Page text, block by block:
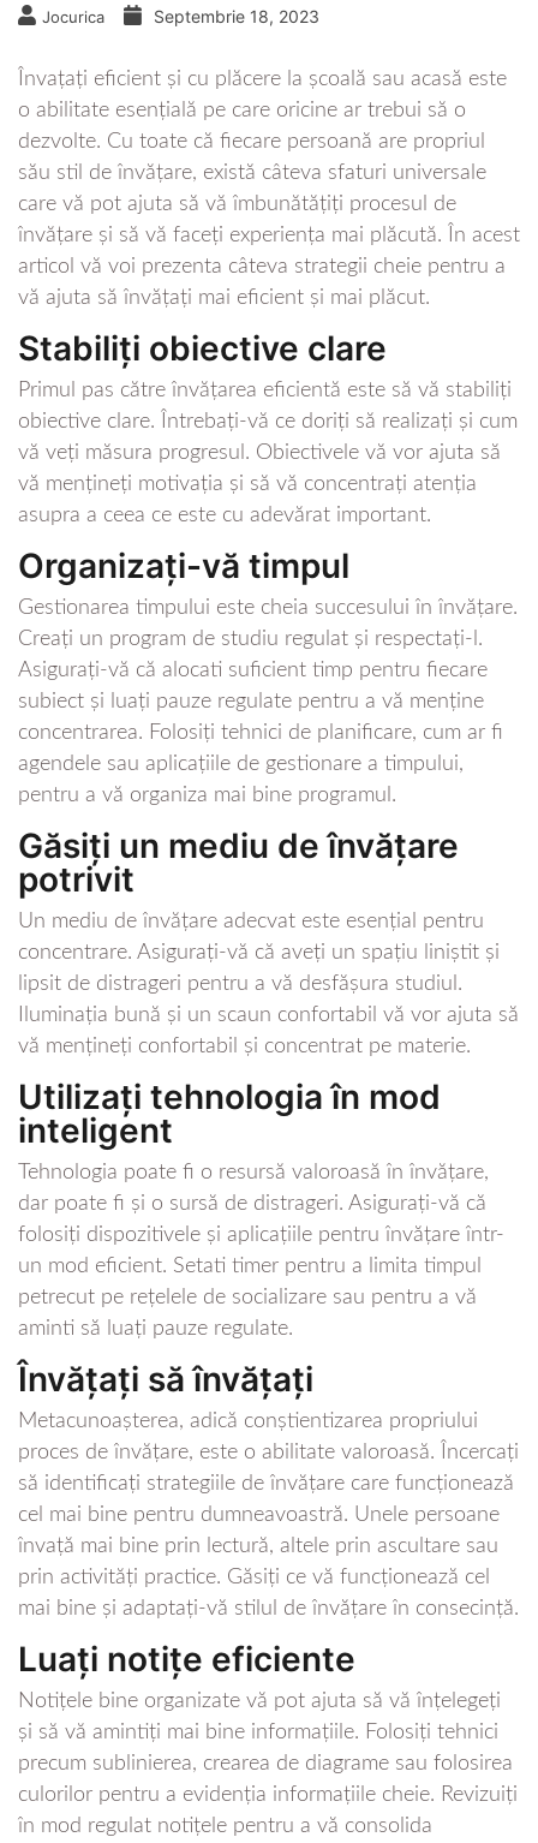
Jocurica Septembrie 18, 2023
Învațați eficient și cu plăcere la școală sau acasă este
o abilitate esențială pe care oricine ar trebui să o
dezvolte. Cu toate că fiecare persoană are propriul
său stil de învățare, există câteva sfaturi universale
care vă pot ajuta să vă îmbunătățiți procesul de
învățare și să vă faceți experiența mai plăcută. În acest
articol vă voi prezenta câteva strategii cheie pentru a
vă ajuta să învățați mai eficient și mai plăcut.
Stabiliți obiective clare
Primul pas către învățarea eficientă este să vă stabiliți
obiective clare. Întrebați-vă ce doriți să realizați și cum
vă veți măsura progresul. Obiectivele vă vor ajuta să
vă mențineți motivația și să vă concentrați atenția
asupra a ceea ce este cu adevărat important.
Organizați-vă timpul
Gestionarea timpului este cheia succesului în învățare.
Creați un program de studiu regulat și respectați-l.
Asigurați-vă că alocati suficient timp pentru fiecare
subiect și luați pauze regulate pentru a vă menține
concentrarea. Folosiți tehnici de planificare, cum ar fi
agendele sau aplicațiile de gestionare a timpului,
pentru a vă organiza mai bine programul.
Găsiți un mediu de învățare
potrivit
Un mediu de învățare adecvat este esențial pentru
concentrare. Asigurați-vă că aveți un spațiu liniștit și
lipsit de distrageri pentru a vă desfășura studiul.
Iluminația bună și un scaun confortabil vă vor ajuta să
vă mențineți confortabil și concentrat pe materie.
Utilizați tehnologia în mod
inteligent
Tehnologia poate fi o resursă valoroasă în învățare,
dar poate fi și o sursă de distrageri. Asigurați-vă că
folosiți dispozitivele și aplicațiile pentru învățare într-
un mod eficient. Setati timer pentru a limita timpul
petrecut pe rețelele de socializare sau pentru a vă
aminti să luați pauze regulate.
Învățați să învățați
Metacunoașterea, adică conștientizarea propriului
proces de învățare, este o abilitate valoroasă. Încercați
să identificați strategiile de învățare care funcționează
cel mai bine pentru dumneavoastră. Unele persoane
învață mai bine prin lectură, altele prin ascultare sau
prin activități practice. Găsiți ce vă funcționează cel
mai bine și adaptați-vă stilul de învățare în consecință.
Luați notițe eficiente
Notițele bine organizate vă pot ajuta să vă înțelegeți
și să vă amintiți mai bine informațiile. Folosiți tehnici
precum sublinierea, crearea de diagrame sau folosirea
culorilor pentru a evidenția informațiile cheie. Revizuiți
în mod regulat notițele pentru a vă consolida